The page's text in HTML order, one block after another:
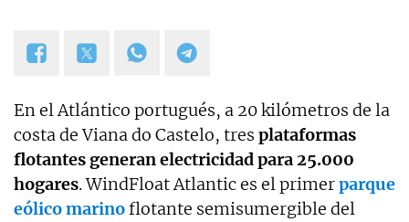
En el Atlántico portugués, a 20 kilómetros de la
costa de Viana do Castelo, tres plataformas
flotantes generan electricidad para 25.000
hogares. WindFloat Atlantic es el primerparque
eólico marinoflotante semisumergible del